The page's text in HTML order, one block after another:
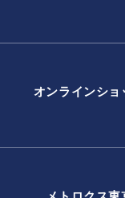
オンラインショ